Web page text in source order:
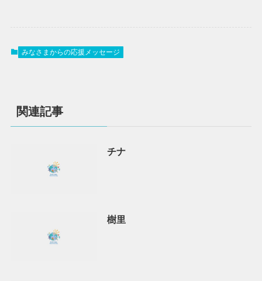
みなさまからの応援メッセージ
関連記事
チナ
樹里